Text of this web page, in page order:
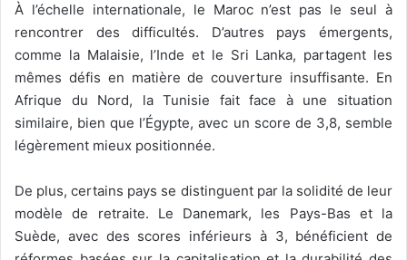
À l’échelle internationale, le Maroc n’est pas le seul à
rencontrer des difficultés. D’autres pays émergents,
comme la Malaisie, l’Inde et le Sri Lanka, partagent les
mêmes défis en matière de couverture insuffisante. En
Afrique du Nord, la Tunisie fait face à une situation
similaire, bien que l’Égypte, avec un score de 3,8, semble
légèrement mieux positionnée.
De plus, certains pays se distinguent par la solidité de leur
modèle de retraite. Le Danemark, les Pays-Bas et la
Suède, avec des scores inférieurs à 3, bénéficient de